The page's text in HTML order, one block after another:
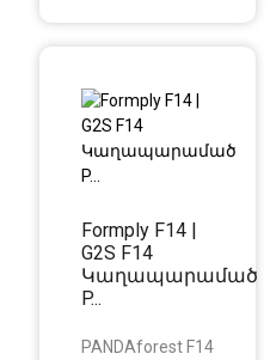
Formply F14 |
G2S F14
Կաղապարամած
P...
PANDAforest F14